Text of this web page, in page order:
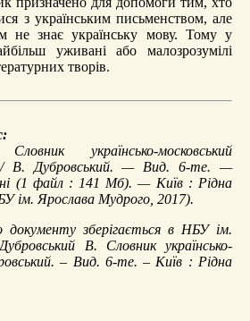
з українським письменством, але
не знає українську мову. Тому у
уживані або малозрозумілі
творів.
Словник українсько-московський
/ В. Дубровський. — Вид. 6-те. —
(1 файл : 141 Мб). — Київ : Рідна
ім. Ярослава Мудрого, 2017).
документу зберігається в НБУ ім.
В. Словник українсько-
– Вид. 6-те. – Київ : Рідна